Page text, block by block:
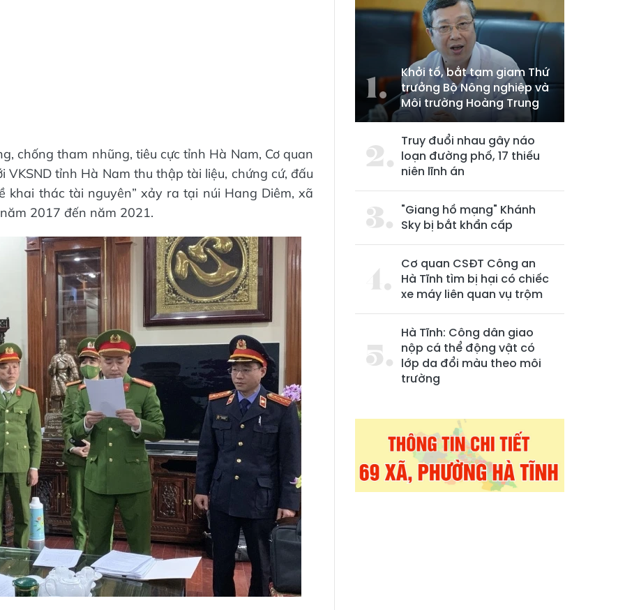
chống tham nhũng, tiêu cực tỉnh Hà Nam, Cơ quan
tỉnh Hà Nam thu thập tài liệu, chứng cứ, đấu
thác tài nguyên” xảy ra tại núi Hang Diêm, xã
2017 đến năm 2021.
Khởi tố, bắt tạm giam Thứ
trưởng Bộ Nông nghiệp và
Môi trường Hoàng Trung
Truy đuổi nhau gây náo
loạn đường phố, 17 thiếu
niên lĩnh án
"Giang hồ mạng" Khánh
Sky bị bắt khẩn cấp
Cơ quan CSĐT Công an
Hà Tĩnh tìm bị hại có chiếc
xe máy liên quan vụ trộm
Hà Tĩnh: Công dân giao
nộp cá thể động vật có
lớp da đổi màu theo môi
trường